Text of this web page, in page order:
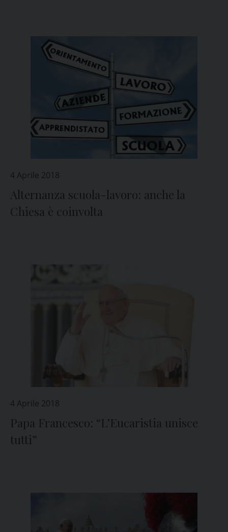
4 Aprile 2018
Alternanza scuola-lavoro: anche la
Chiesa è coinvolta
4 Aprile 2018
Papa Francesco: “L’Eucaristia unisce
tutti”